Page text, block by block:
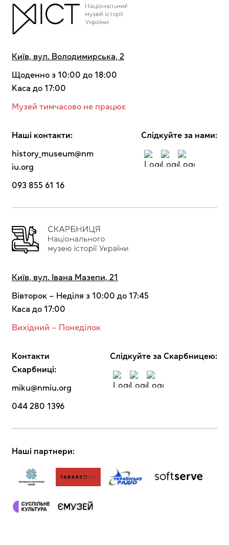
Київ, вул. Володимирська, 2
Щоденно з 10:00 до 18:00
Kaca до 17:00
Музей тимчасово не працює
Наші контакти:
history_museum@nm
iu.org
093 855 61 16
Cлідкуйте за нами:
Київ, вул. Івана Мазепи, 21
Вівторок – Неділя з 10:00 до 17:45
Каса до 17:00
Вихідний – Понеділок
Контакти
Скарбниці:
miku@nmiu.org
044 280 1396
Cлідкуйте за Скарбницею:
Наші партнери: